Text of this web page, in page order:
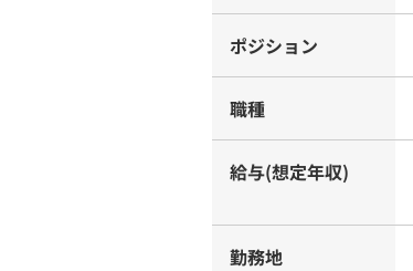
ポジション
職種
給与(想定年収)
勤務地